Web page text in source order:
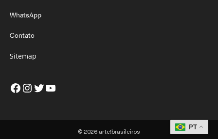
WhatsApp
Contato
Sitemap
Facebook
Instagram
Twitter
Youtube
© 2026 arte!brasileiros
PT